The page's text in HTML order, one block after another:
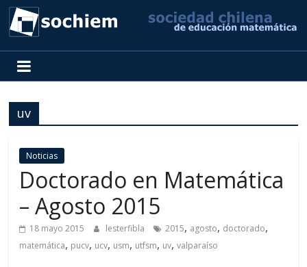
SOCHIEM
Sociedad
Chilena
de
Matemática
uv
Noticias
Doctorado en Matemática
– Agosto 2015
18 mayo 2015 lesterfibla 2015, agosto, doctorado,
matemática, pucv, ucv, usm, utfsm, uv,valparaíso